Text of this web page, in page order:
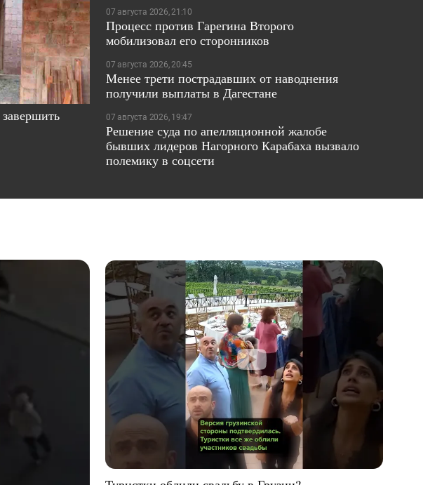
07 августа 2026, 21:10
Процесс против Гарегина Второго
мобилизовал его сторонников
07 августа 2026, 20:45
Менее трети пострадавших от наводнения
получили выплаты в Дагестане
07 августа 2026, 19:47
Решение суда по апелляционной жалобе
бывших лидеров Нагорного Карабаха вызвало
полемику в соцсети